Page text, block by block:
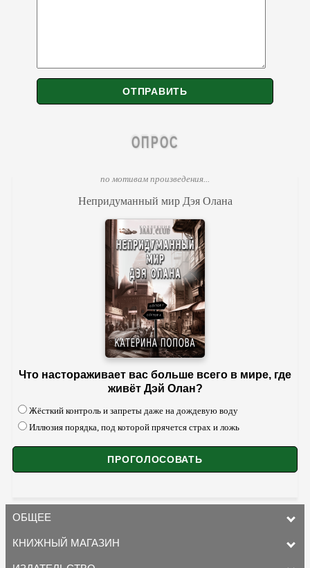
ОПРОС
по мотивам произведения...
Непридуманный мир Дэя Олана
Что настораживает вас больше всего в мире, где
живёт Дэй Олан?
Жёсткий контроль и запреты даже на дождевую воду
Иллюзия порядка, под которой прячется страх и ложь
ОБЩЕЕ
КНИЖНЫЙ МАГАЗИН